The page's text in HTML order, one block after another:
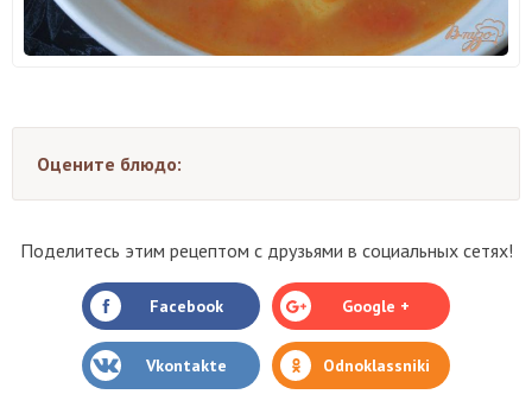
Оцените блюдо:
Поделитесь этим рецептом с друзьями в социальных сетях!
Facebook Google +
Vkontakte Odnoklassniki